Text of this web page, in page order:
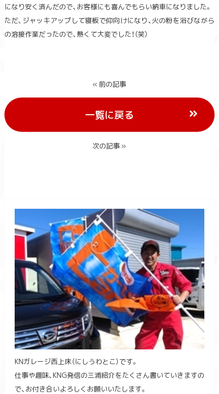
になり安く済んだので、お客様にも喜んでもらい納車になりました。
ただ、ジャッキアップして寝板で仰向けになり、火の粉を浴びながら
の溶接作業だったので、熱くて大変でした！（笑）
« 前の記事
一覧に戻る
次の記事 »
KNガレージ西上床（にしうわとこ）です。
仕事や趣味、KNG発信の三浦紹介をたくさん書いていきますの
で、お付き合いよろしくお願いいたします。